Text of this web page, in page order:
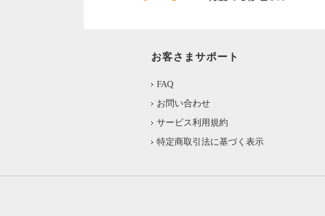
お客さまサポート
FAQ
お問い合わせ
サービス利用規約
特定商取引法に基づく表示